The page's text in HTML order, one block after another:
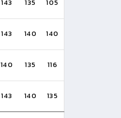
143 135 105
143 140 140
140 135 116
143 140 135